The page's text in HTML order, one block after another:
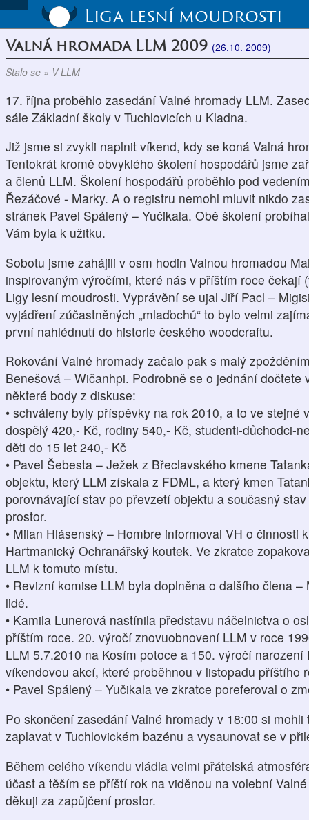
Liga lesní moudrosti
Valná hromada LLM 2009 (26.10. 2009)
Stalo se » V LLM
17. října proběhlo zasedání Valné hromady LLM.
sále Základní školy v Tuchlovicích u Kladna.
Již jsme si zvykli naplnit víkend, kdy se koná Valná
Tentokrát kromě obvyklého školení hospodářů jsme
a členů LLM. Školení hospodářů proběhlo pod
Řezáčové - Marky. A o registru nemohl mluvit nikdo
stránek Pavel Spálený – Yučikala. Obě školení
Vám byla k užitku.
Sobotu jsme zahájili v osm hodin Valnou hromadou
inspirovaným výročími, které nás v příštím roce čekají
Ligy lesní moudrosti. Vyprávění se ujal Jiří Pacl –
vyjádření zúčastněných „mlaďochů“ to bylo velmi
první nahlédnutí do historie českého woodcraftu.
Rokování Valné hromady začalo pak s malý
Benešová – Wičanhpi. Podrobně se o jednání dočtete
některé body z diskuse:
• schváleny byly příspěvky na rok 2010, a to ve stejné
dospělý 420,- Kč, rodiny 540,- Kč, studenti-důchodci-
děti do 15 let 240,- Kč
• Pavel Šebesta – Ježek z Břeclavského kmene
objektu, který LLM získala z FDML, a který kmen
porovnávající stav po převzetí objektu a současný
prostor.
• Milan Hlásenský – Hombre informoval VH o činnosti
Hartmanický Ochranářský koutek. Ve zkratce
LLM k tomuto místu.
• Revizní komise LLM byla doplněna o dalšího člena
lidé.
• Kamila Lunerová nastínila představu náčelnictva o
příštím roce. 20. výročí znovuobnovení LLM v roce
LLM 5.7.2010 na Kosím potoce a 150. výročí
víkendovou akcí, které proběhnou v listopadu příštího
• Pavel Spálený – Yučikala ve zkratce poreferoval o
Po skončení zasedání Valné hromady v 18:00 si
zaplavat v Tuchlovickém bazénu a vysaunovat se v
Během celého víkendu vládla velmi přátelská
účast a těším se příští rok na viděnou na volební
děkuji za zapůjčení prostor.